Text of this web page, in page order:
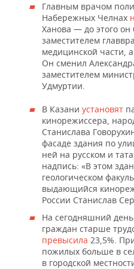
Главным врачом
Набережных Челнах
Ханова — до этого он
заместителем
медицинской части,
Он сменил
заместителем
Удмуртии.
В Казани установят
кинорежиссера,
Станислава
фасаде здания по
ней на русском и
надпись: «В этом
геологическом
выдающийся
России Станислав
На сегодняшний
граждан старше
превысила 23,5%.
пожилых больше в
в городской